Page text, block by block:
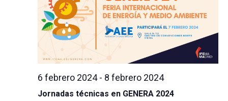
Jornadas técnicas en GENERA 2024
6 febrero 2024- 8 febrero 2024